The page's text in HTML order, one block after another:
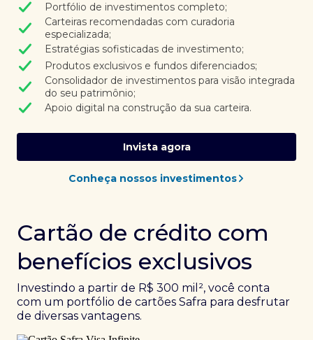
Portfólio de investimentos completo;
Carteiras recomendadas com curadoria
especializada;
Estratégias sofisticadas de investimento;
Produtos exclusivos e fundos diferenciados;
Consolidador de investimentos para visão integrada
do seu patrimônio;
Apoio digital na construção da sua carteira.
Invista agora
Conheça nossos investimentos
Cartão de crédito com
benefícios exclusivos
Investindo a partir de R$ 300 mil², você conta
com um portfólio de cartões Safra para desfrutar
de diversas vantagens.